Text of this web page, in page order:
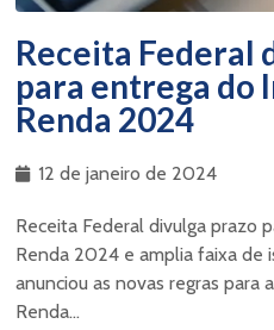
Receita Federal
para entrega do
Renda 2024
12 de janeiro de 2024
Receita Federal divulga prazo
Renda 2024 e amplia faixa de
anunciou as novas regras para
Renda...